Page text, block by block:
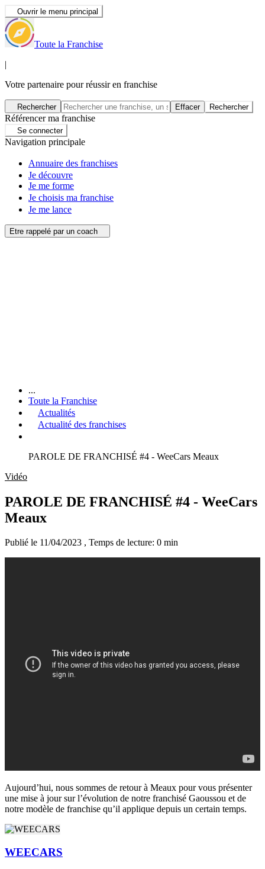
Ouvrir le menu principal
Toute la Franchise
|
Votre partenaire pour réussir en franchise
Rechercher Effacer Rechercher
Référencer ma franchise
Se connecter
Navigation principale
Annuaire des franchises
Je découvre
Je me forme
Je choisis ma franchise
Je me lance
Etre rappelé par un coach
...
Toute la Franchise
Actualités
Actualité des franchises
PAROLE DE FRANCHISÉ #4 - WeeCars Meaux
Vidéo
PAROLE DE FRANCHISÉ #4 - WeeCars
Meaux
Publié le 11/04/2023 , Temps de lecture: 0 min
Aujourd’hui, nous sommes de retour à Meaux pour vous présenter
une mise à jour sur l’évolution de notre franchisé Gaoussou et de
notre modèle de franchise qu’il applique depuis un certain temps.
WEECARS